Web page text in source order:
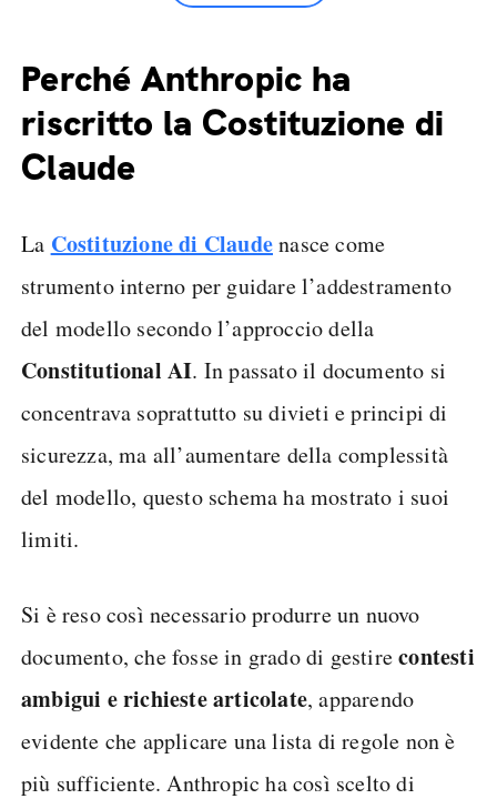
Perché Anthropic ha
riscritto la Costituzione di
Claude
La Costituzione di Claudenasce come
strumento interno per guidare l’addestramento
del modello secondo l’approccio della
Constitutional AI. In passato il documento si
concentrava soprattutto su divieti e principi di
sicurezza, ma all’aumentare della complessità
del modello, questo schema ha mostrato i suoi
limiti.
Si è reso così necessario produrre un nuovo
documento, che fosse in grado di gestirecontesti
ambigui e richieste articolate, apparendo
evidente che applicare una lista di regole non è
più sufficiente. Anthropic ha così scelto di